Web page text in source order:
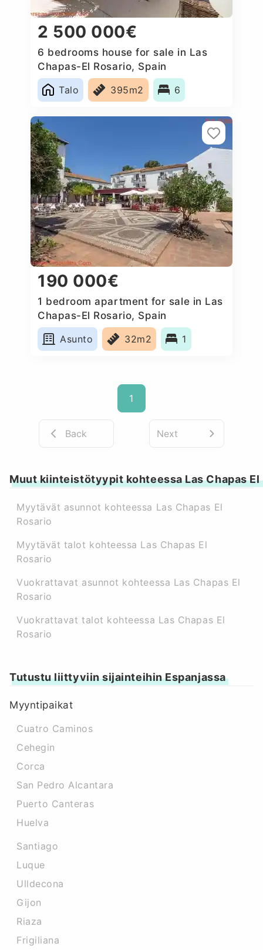
2 500 000€
6 bedrooms house for sale in Las
Chapas-El Rosario, Spain
Talo
395m2 6
190 000€
1 bedroom apartment for sale in Las
Chapas-El Rosario, Spain
Asunto
32m2 1
1
Back Next
Muut kiinteistötyypit kohteessa Las Chapas El
Myytävät asunnot kohteessa Las Chapas El
Rosario
Myytävät talot kohteessa Las Chapas El
Rosario
Vuokrattavat asunnot kohteessa Las Chapas El
Rosario
Vuokrattavat talot kohteessa Las Chapas El
Rosario
Tutustu liittyviin sijainteihin Espanjassa
Myyntipaikat
Cuatro Caminos
Cehegin
Corca
San Pedro Alcantara
Puerto Canteras
Huelva
Santiago
Luque
Ulldecona
Gijon
Riaza
Frigiliana